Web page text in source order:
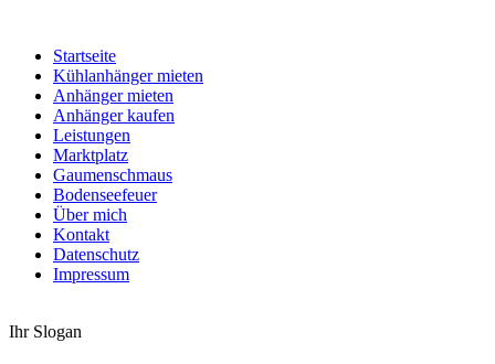
Startseite
Kühlanhänger mieten
Anhänger mieten
Anhänger kaufen
Leistungen
Marktplatz
Gaumenschmaus
Bodenseefeuer
Über mich
Kontakt
Datenschutz
Impressum
Ihr Slogan